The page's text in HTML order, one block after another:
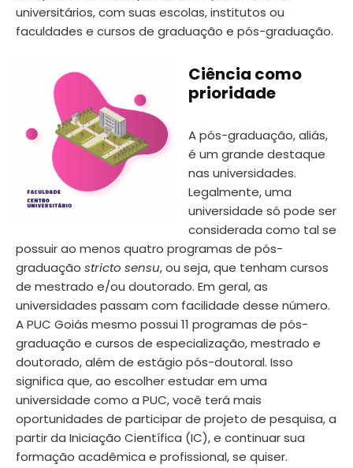
universitários, com suas escolas, institutos ou
faculdades e cursos de graduação e pós-graduação.
Ciência como
prioridade
A pós-graduação, aliás,
é um grande destaque
nas universidades.
Legalmente, uma
universidade só pode ser
considerada como tal se
possuir ao menos quatro programas de pós-
graduação stricto sensu, ou seja, que tenham cursos
de mestrado e/ou doutorado. Em geral, as
universidades passam com facilidade desse número.
A PUC Goiás mesmo possui 11 programas de pós-
graduação e cursos de especialização, mestrado e
doutorado, além de estágio pós-doutoral. Isso
significa que, ao escolher estudar em uma
universidade como a PUC, você terá mais
oportunidades de participar de projeto de pesquisa, a
partir da Iniciação Científica (IC), e continuar sua
formação acadêmica e profissional, se quiser.